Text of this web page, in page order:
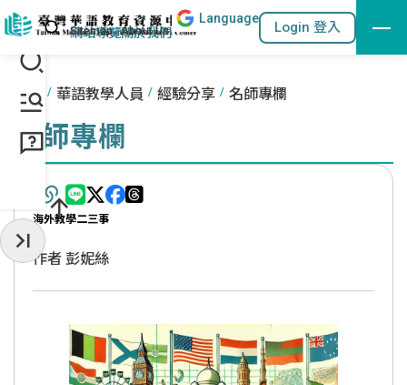
跳到主要內容區塊
::: 站內搜尋
網站導覽關於我們
Language
Login 登入
:::
首頁 華語教學人員 經驗分享 名師專欄
名師專欄
海外教學二三事
作者 彭妮絲
收起常用服務